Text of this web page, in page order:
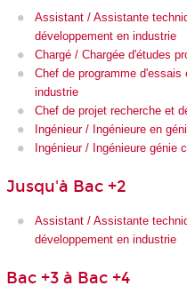
Assistant / Assistante
développement en industrie
Chargé / Chargée d'études
Chef de programme
industrie
Chef de projet recherche et
Ingénieur / Ingénieure en
Ingénieur / Ingénieure génie
Jusqu'à Bac +2
Assistant / Assistante
développement en industrie
Bac +3 à Bac +4